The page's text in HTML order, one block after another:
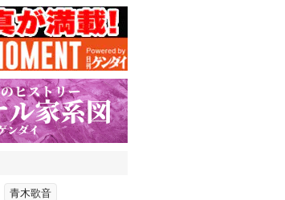
青木歌音